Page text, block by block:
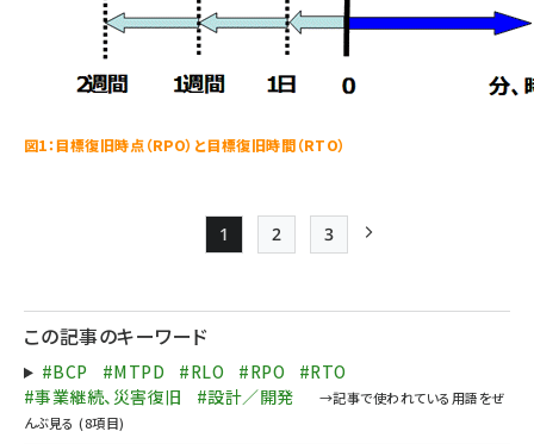
図1：目標復旧時点（RPO）と目標復旧時間（RTO）
送
り
Page
1
Page
2
Page
3
この記事のキーワード
#BCP #MTPD #RLO #RPO
#RTO
#事業継続、災害復旧
#設計／開発